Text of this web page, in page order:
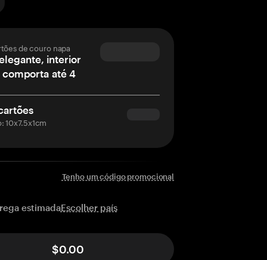
de couro napa
interior
comporta até 4
10x7.5x1cm
Tenho um código promocional
estimadaEscolher país
$0.00